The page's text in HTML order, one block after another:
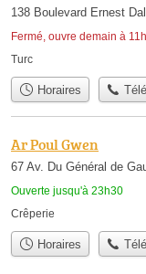
138 Boulevard Ernest
Fermé, ouvre demain à 11h
Turc
Horaires
Ar Poul Gwen
67 Av. Du Général de
Ouverte jusqu'à 23h30
Crêperie
Horaires